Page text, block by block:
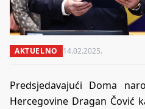
AKTUELNO 14.02.2025.
Predsjedavajući Doma
Hercegovine Dragan Čović